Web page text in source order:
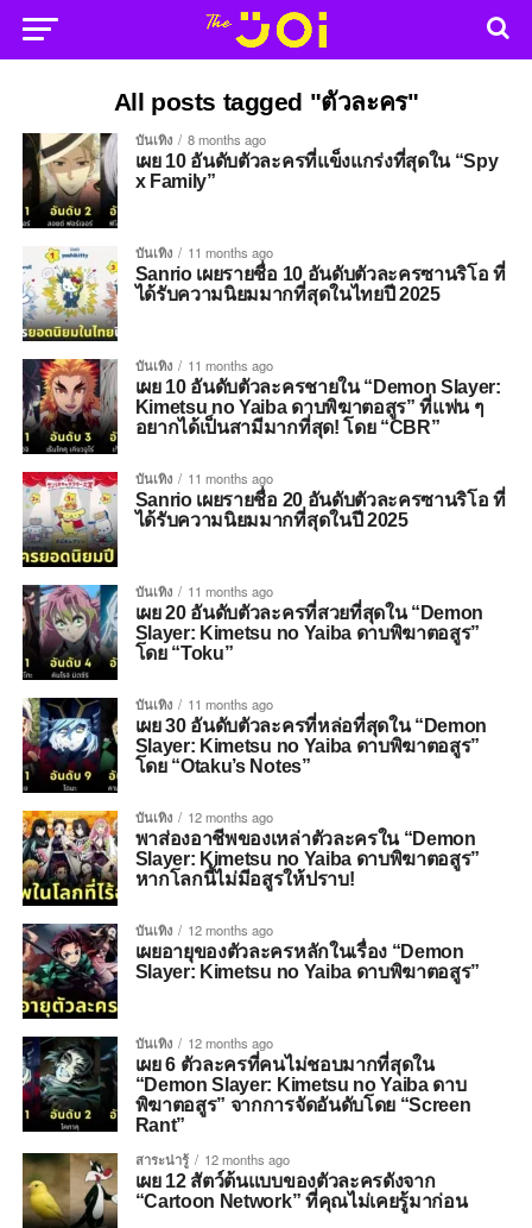
All posts tagged "ตัวละคร"
บันเทิง 8 months ago
เผย 10 อันดับตัวละครที่แข็งแกร่งที่สุดใน “Spy
x Family”
บันเทิง 11 months ago
Sanrio เผยรายชื่อ 10 อันดับตัวละครซานริโอ ที่
ได้รับความนิยมมากที่สุดในไทยปี 2025
บันเทิง 11 months ago
เผย 10 อันดับตัวละครชายใน “Demon Slayer:
Kimetsu no Yaiba ดาบพิฆาตอสูร” ที่แฟน ๆ
อยากได้เป็นสามีมากที่สุด! โดย “CBR”
บันเทิง 11 months ago
Sanrio เผยรายชื่อ 20 อันดับตัวละครซานริโอ ที่
ได้รับความนิยมมากที่สุดในปี 2025
บันเทิง 11 months ago
เผย 20 อันดับตัวละครที่สวยที่สุดใน “Demon
Slayer: Kimetsu no Yaiba ดาบพิฆาตอสูร”
โดย “Toku”
บันเทิง 11 months ago
เผย 30 อันดับตัวละครที่หล่อที่สุดใน “Demon
Slayer: Kimetsu no Yaiba ดาบพิฆาตอสูร”
โดย “Otaku’s Notes”
บันเทิง 12 months ago
พาส่องอาชีพของเหล่าตัวละครใน “Demon
Slayer: Kimetsu no Yaiba ดาบพิฆาตอสูร”
หากโลกนี้ไม่มีอสูรให้ปราบ!
บันเทิง 12 months ago
เผยอายุของตัวละครหลักในเรื่อง “Demon
Slayer: Kimetsu no Yaiba ดาบพิฆาตอสูร”
บันเทิง 12 months ago
เผย 6 ตัวละครที่คนไม่ชอบมากที่สุดใน
“Demon Slayer: Kimetsu no Yaiba ดาบ
พิฆาตอสูร” จากการจัดอันดับโดย “Screen
Rant”
สาระน่ารู้ 12 months ago
เผย 12 สัตว์ต้นแบบของตัวละครดังจาก
“Cartoon Network” ที่คุณไม่เคยรู้มาก่อน